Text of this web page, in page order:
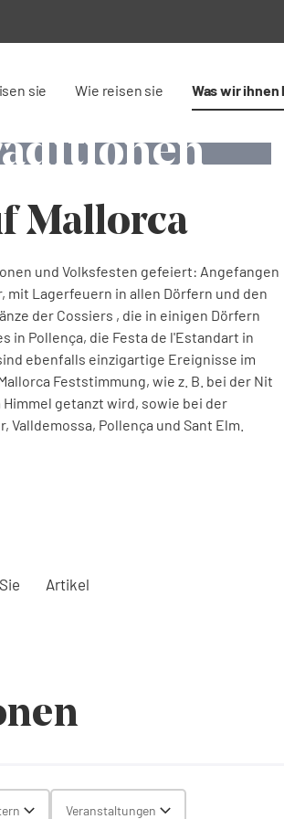
sie Wie reisen sie Was wir ihnen
und
zu feiern! (Gegants in Muro)
und
der Zeit zu feiern! (Kohrknaben
Blavets de Lluch)
und
Tanz (Traditioneller Tanz)
und
Feiertag Sant Antoni
Mallorca
und Volksfesten gefeiert: Angefangen
mit Lagerfeuern in allen Dörfern und den
der Cossiers , die in einigen Dörfern
in Pollença, die Festa de l'Estandart in
ebenfalls einzigartige Ereignisse im
Feststimmung, wie z. B. bei der Nit
getanzt wird, sowie bei der
Pollença und Sant Elm.
Artikel
Toggle Select Toggle Select
Veranstaltungen